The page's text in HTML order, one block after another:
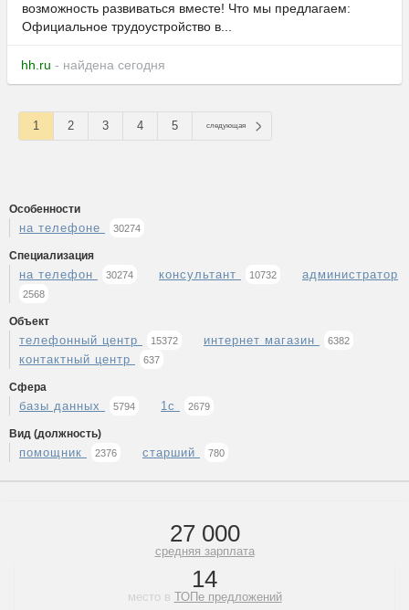
возможность развиваться вместе! Что мы предлагаем:
Официальное трудоустройство в...
hh.ru - найдена сегодня
1 2 3 4 5 следующая
Особенности
на телефоне 30274
Специализация
на телефон 30274 консультант 10732 администратор
2568
Объект
телефонный центр 15372 интернет магазин 6382
контактный центр 637
Сфера
базы данных 5794 1с 2679
Вид (должность)
помощник 2376 старший 780
27 000
средняя зарплата
14
место в ТОПе предложений